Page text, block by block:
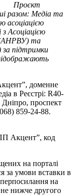
Проєкт
разом: Медіа та
асоціацією
Асоціацією
(АНРВУ) та
за підтримки
відображають
доменне
в Реєстрі: R40-
проспект
859-24-88.
Акцент”, код
на порталі
за умови вставки в
на
нижче другого